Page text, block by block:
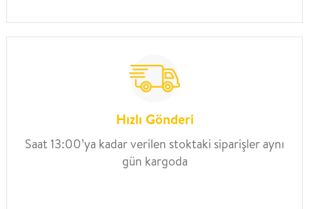
Hızlı Gönderi
Saat 13:00’ya kadar verilen stoktaki siparişler aynı
gün kargoda